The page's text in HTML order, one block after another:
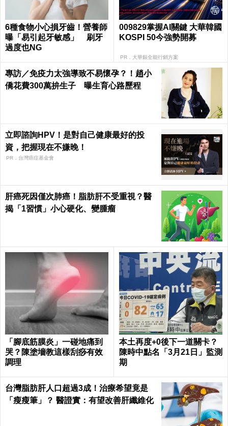
6種食物小心損牙齒！營養師
曝「易引起牙敏感」 刷牙
過度也NG
009829掌握AI關鍵 大華韓國
KOSPI 50今強勢開募
PR．大華銀全能行銷方案
專訪／免疫力太強導致不易懷孕？！趙小
僑花費300萬拚生子 曝生育心路歷程
立即諮詢HPV！是對自己健康最好的投
資，把握現在不嫌晚！
PR．台灣癌症基金會
肝癌死因僅次肺癌！脂肪肝不受重視？醫
揭「1習慣」小心硬化、變腫瘤
「腳底筋膜炎」一碰地痛到
哭？陳塗墻教這樣刮痧有效
調理
本土再度+0後下一道關卡？
陳時中點名「3月21日」監測
期
台灣脂肪肝人口超過3成！治療希望竟是
「瘦瘦筆」？ 醫證實：有望改善肝纖維化